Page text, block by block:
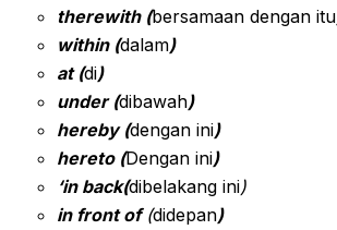
therewith (bersamaan dengan itu
within (dalam)
at (di)
under (dibawah)
hereby (dengan ini)
hereto (Dengan ini)
‘in back(dibelakang ini)
in front of(didepan)